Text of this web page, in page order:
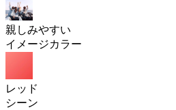
親しみやすい
イメージカラー
レッド
シーン